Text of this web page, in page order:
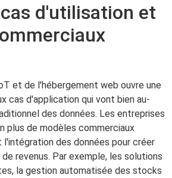
d'utilisation et
et de l'hébergement web ouvre une
cas d'application qui vont bien au-
des données. Les entreprises
plus de modèles commerciaux
l'intégration des données pour créer
revenus. Par exemple, les solutions
la gestion automatisée des stocks